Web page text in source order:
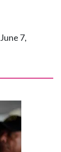
June 7,